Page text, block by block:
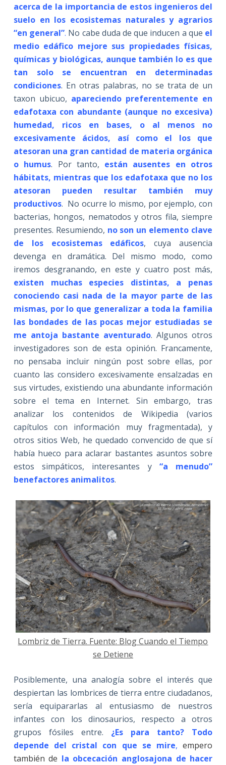
acerca de la importancia de estos ingenieros del
suelo en los ecosistemas naturales y agrarios
“en general”. No cabe duda de que inducen a que el
medio edáfico mejore sus propiedades físicas,
químicas y biológicas, aunque también lo es que
tan solo se encuentran en determinadas
condiciones. En otras palabras, no se trata de un
taxon ubicuo, apareciendo preferentemente en
edafotaxa con abundante (aunque no excesiva)
humedad, ricos en bases, o al menos no
excesivamente ácidos, así como el los que
atesoran una gran cantidad de materia orgánica
o humus. Por tanto, están ausentes en otros
hábitats, mientras que los edafotaxa que no los
atesoran pueden resultar también muy
productivos. No ocurre lo mismo, por ejemplo, con
bacterias, hongos, nematodos y otros fila, siempre
presentes. Resumiendo, no son un elemento clave
de los ecosistemas edáficos, cuya ausencia
devenga en dramática. Del mismo modo, como
iremos desgranando, en este y cuatro post más,
existen muchas especies distintas, a penas
conociendo casi nada de la mayor parte de las
mismas, por lo que generalizar a toda la familia
las bondades de las pocas mejor estudiadas se
me antoja bastante aventurado. Algunos otros
investigadores son de esta opinión. Francamente,
no pensaba incluir ningún post sobre ellas, por
cuanto las considero excesivamente ensalzadas en
sus virtudes, existiendo una abundante información
sobre el tema en Internet. Sin embargo, tras
analizar los contenidos de Wikipedia (varios
capítulos con información muy fragmentada), y
otros sitios Web, he quedado convencido de que sí
había hueco para aclarar bastantes asuntos sobre
estos simpáticos, interesantes y “a menudo”
benefactores animalitos.
Lombriz de Tierra. Fuente: Blog Cuando el Tiempo
se Detiene
Posiblemente, una analogía sobre el interés que
despiertan las lombrices de tierra entre ciudadanos,
sería equipararlas al entusiasmo de nuestros
infantes con los dinosaurios, respecto a otros
grupos fósiles entre. ¿Es para tanto? Todo
depende del cristal con que se mire,empero
también de la obcecación anglosajona de hacer